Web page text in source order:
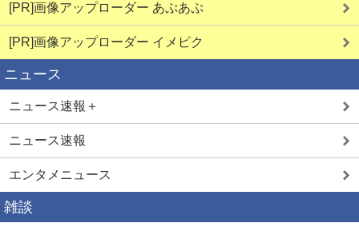
[PR]画像アップローダー あぷあぷ
[PR]画像アップローダー イメピク
ニュース
ニュース速報＋
ニュース速報
エンタメニュース
雑談